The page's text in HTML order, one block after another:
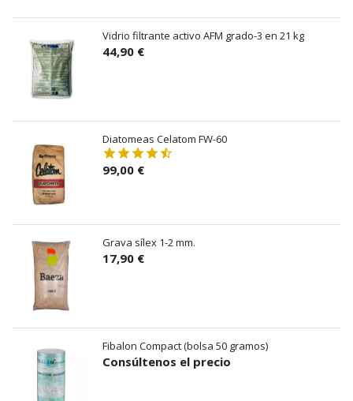
Vidrio filtrante activo AFM grado-3 en 21 kg
44,90 €
Diatomeas Celatom FW-60
99,00 €
Grava sílex 1-2 mm.
17,90 €
Fibalon Compact (bolsa 50 gramos)
Consúltenos el precio